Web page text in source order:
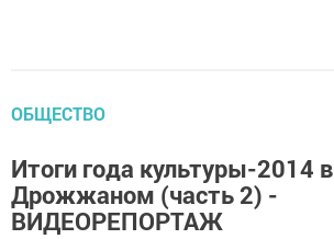
ОБЩЕСТВО
Итоги года культуры-2014 в
Дрожжаном (часть 2) -
ВИДЕОРЕПОРТАЖ